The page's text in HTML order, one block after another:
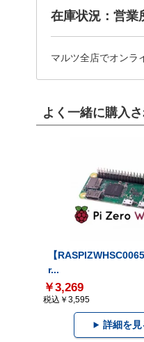
在庫状況：営業
マルツ全店でオンラ
よく一緒に購入
【
r...
￥3,269
税込￥3,595
詳細を見